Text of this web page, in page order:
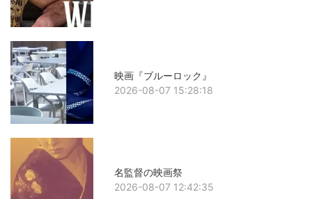
映画『ブルーロック』
2026-08-07 15:28:18
名監督の映画祭
2026-08-07 12:42:35